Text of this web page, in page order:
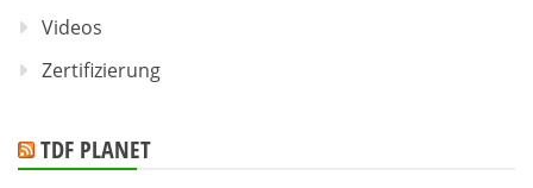
Videos
Zertifizierung
TDF PLANET